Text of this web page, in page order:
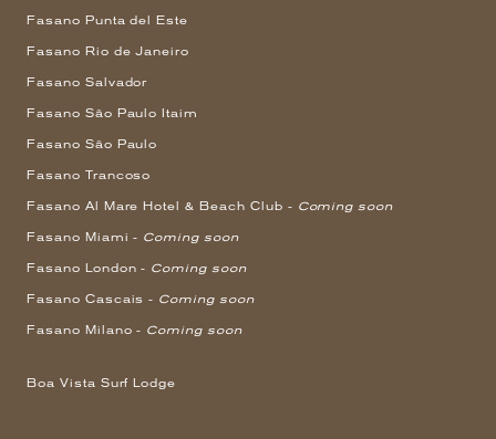
Fasano Punta del Este
Fasano Rio de Janeiro
Fasano Salvador
Fasano São Paulo Itaim
Fasano São Paulo
Fasano Trancoso
Fasano Al Mare Hotel & Beach Club - Coming soon
Fasano Miami - Coming soon
Fasano London - Coming soon
Fasano Cascais - Coming soon
Fasano Milano - Coming soon
Boa Vista Surf Lodge